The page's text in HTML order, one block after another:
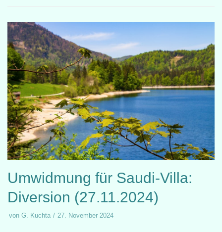
Umwidmung für Saudi-Villa:
Diversion (27.11.2024)
von G. Kuchta 27. November 2024